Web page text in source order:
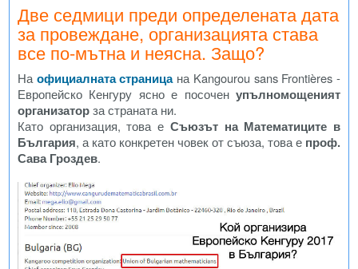
Две седмици преди определената дата
за провеждане, организацията става
все по-мътна и неясна. Защо?
На официалната страницана Kangourou sans Frontières -
Европейско Кенгуру ясно е посочен упълномощеният
организаторза страната ни.
Като организация, това е Съюзът на Математиците в
България, а като конкретен човек от съюза, това е проф.
Сава Гроздев.